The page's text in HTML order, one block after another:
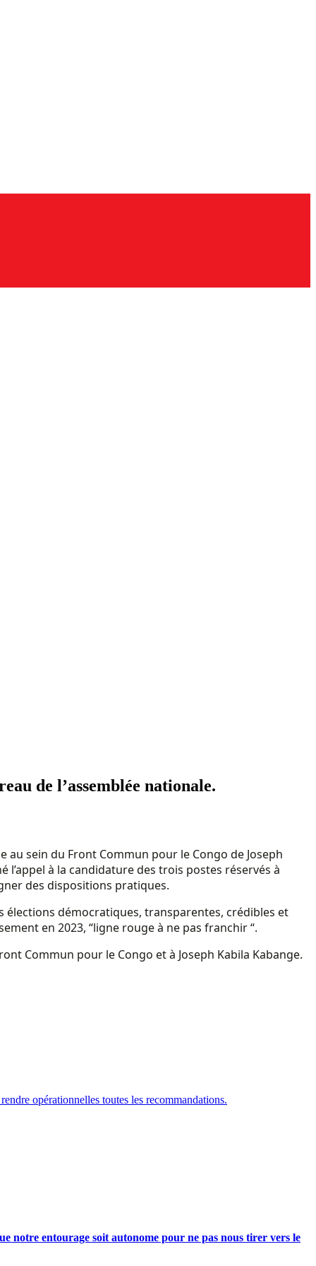
de l’assemblée nationale.
sein du Front Commun pour le Congo de Joseph
à la candidature des trois postes réservés à
des dispositions pratiques.
élections démocratiques, transparentes, crédibles et
en 2023, “ligne rouge à ne pas franchir “.
Commun pour le Congo et à Joseph Kabila Kabange.
opérationnelles toutes les recommandations.
notre entourage soit autonome pour ne pas nous tirer vers le